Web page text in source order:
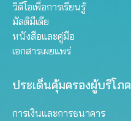
วิดีโอเพื่อการเรียนรู้
มัลติมีเดีย
หนังสือและคู่มือ
เอกสารเผยแพร่
ประเด็นคุ้มครองผู้บริโภค
การเงินและการธนาคาร